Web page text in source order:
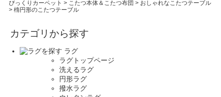
びっくりカーペット > こたつ本体＆こたつ布団 > おしゃれなこたつテーブル
> 楕円形のこたつテーブル
カテゴリから探す
ラグ
ラグトップページ
洗えるラグ
円形ラグ
撥水ラグ